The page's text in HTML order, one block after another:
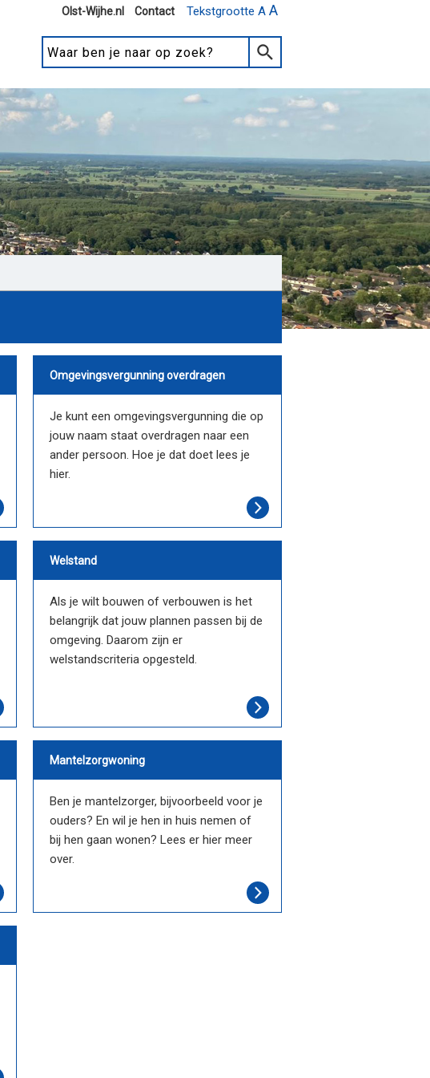
Tekstgrootte A A
Olst-Wijhe.nl Contact
Omgevingsvergunning overdragen
Je kunt een omgevingsvergunning die op
jouw naam staat overdragen naar een
ander persoon. Hoe je dat doet lees je
hier.
Welstand
Als je wilt bouwen of verbouwen is het
belangrijk dat jouw plannen passen bij de
omgeving. Daarom zijn er
welstandscriteria opgesteld.
Mantelzorgwoning
Ben je mantelzorger, bijvoorbeeld voor je
ouders? En wil je hen in huis nemen of
bij hen gaan wonen? Lees er hier meer
over.